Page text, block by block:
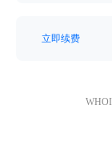
立即续费